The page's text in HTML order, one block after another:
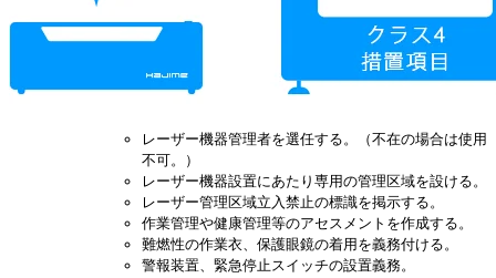
レーザー機器管理者を選任する。（不在の場合は使用
不可。）
レーザー機器設置にあたり専用の管理区域を設ける。
レーザー管理区域立入禁止の標識を掲示する。
作業管理や健康管理等のアセスメントを作成する。
難燃性の作業衣、保護眼鏡の着用を義務付ける。
警報装置、緊急停止スイッチの設置義務。